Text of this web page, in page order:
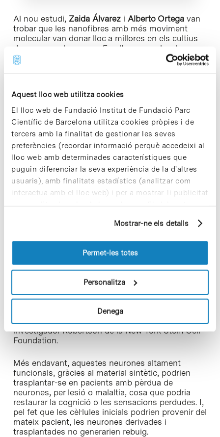
Aquest lloc web utilitza cookies
El lloc web de Fundació Institut de Fundació Parc
Científic de Barcelona utilitza cookies pròpies i de
tercers amb la finalitat de gestionar les seves
preferències (recordar informació perquè accedeixi al
lloc web amb determinades característiques que
puguin diferenciar la seva experiència de la d'altres
usuaris), amb finalitats estadístics (analitzar com
interactua amb el lloc web) i per a mostrar-li publicitat
personalitzada sobre la base d'un perfil elaborat a
pàgines visitades). Per a obtenir més informació sobre
les cookies pot consultar laPolítica de cookiesdel
Mostrar-ne els detalls
Permet-les totes
Personalitza
Denega
Al nou estudi, Zaida Álvarez i Alberto Ortegavan
trobar que les nanofibres amb més moviment
molecular van donar lloc a millores en els cultius
de neurones humanes. En altres paraules, les
neurones cultivades en aquests materials
sintètics més dinàmics van mostrar més
maduresa, amb menys agregació i amb una
“Creiem que això funciona perquè els receptors
es mouen molt ràpid a la membrana cel·lular i les
molècules de senyalització de les nostres bastides
també es mouen molt ràpid”, explica elProf.
Stupp.
Com a part de la recerca, es van agafar cèl·lules
d’un pacient amb ELA per transformar-les en
neurones específiques del pacient, el tipus cel·lular
mesos en els materials sintètics per a
malaltia de l’ELA. “
Això no només ha proporcionat una nova finestra
per estudiar l’ELA, sinó que aquest sistema també
es podrà utilitzar per estudiar i provar possibles
teràpies en altres malalties neurològiques”,
comentaEvangelos Kiskinis, professor de
neurologia i neurociència a l’Escola de Medicina
Feinberg de la Universitat Northwestern i
investigador Robertson de la New York Stem Cell
Foundation.
Més endavant, aquestes neurones altament
funcionals, gràcies al material sintètic, podrien
trasplantar-se en pacients amb pèrdua de
neurones, per lesió o malaltia, cosa que podria
restaurar la cognició o les sensacions perdudes. I,
pel fet que les cèl·lules inicials podrien provenir del
mateix pacient, les neurones derivades i
trasplantades no generarien rebuig.